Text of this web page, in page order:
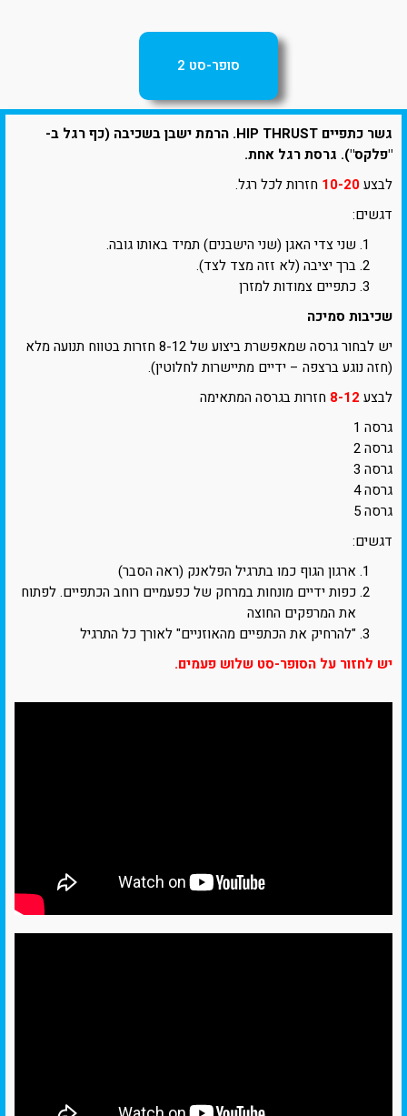
סופר-סט 2
גשר כתפיים HIP THRUST. הרמת ישבן בשכיבה (כף רגל ב-
"פלקס"). גרסת רגל אחת.
לבצע10-20 חזרות לכל רגל.
דגשים:
שני צדי האגן (שני הישבנים) תמיד באותו גובה.
ברך יציבה (לא זזה מצד לצד).
כתפיים צמודות למזרן
שכיבות סמיכה
יש לבחור גרסה שמאפשרת ביצוע של 8-12 חזרות בטווח תנועה מלא
(חזה נוגע ברצפה – ידיים מתיישרות לחלוטין).
לבצע 8-12 חזרות בגרסה המתאימה
גרסה 1
גרסה 2
גרסה 3
גרסה 4
גרסה 5
דגשים:
ארגון הגוף כמו בתרגיל הפלאנק (ראה הסבר)
כפות ידיים מונחות במרחק של כפעמיים רוחב הכתפיים. לפתוח
את המרפקים החוצה
"להרחיק את הכתפיים מהאוזניים" לאורך כל התרגיל
יש לחזור על הסופר-סט שלוש פעמים.